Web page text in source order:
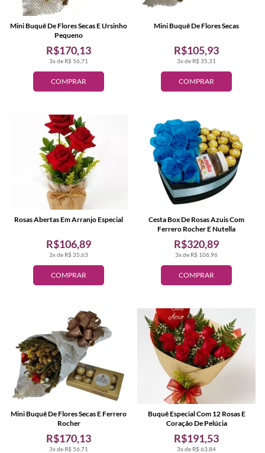
COMPRAR
3x de R$ 56,71
R$170,13
Mini Buquê De Flores Secas E Ursinho
Pequeno
COMPRAR
3x de R$ 35,31
R$105,93
Mini Buquê De Flores Secas
COMPRAR
3x de R$ 35,63
R$106,89
Rosas Abertas Em Arranjo Especial
COMPRAR
3x de R$ 106,96
R$320,89
Cesta Box De Rosas Azuis Com
Ferrero Rocher E Nutella
3x de R$ 56,71
R$170,13
Mini Buquê De Flores Secas E Ferrero
Rocher
3x de R$ 63,84
R$191,53
Buquê Especial Com 12 Rosas E
Coração De Pelúcia